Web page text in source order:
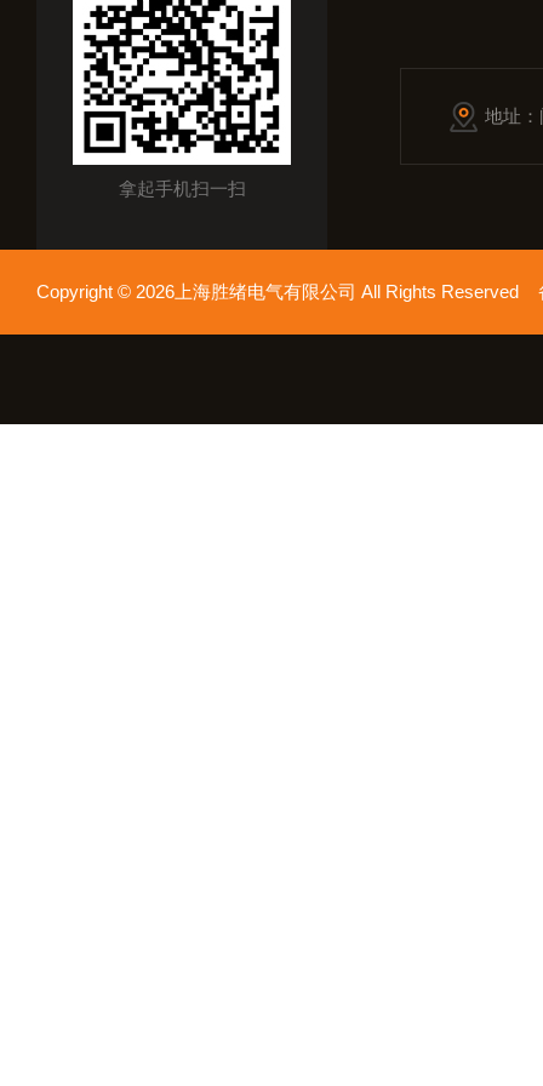
拿起手机扫一扫
地址
Copyright © 2026上海胜绪电气有限公司 All Rights Reserved